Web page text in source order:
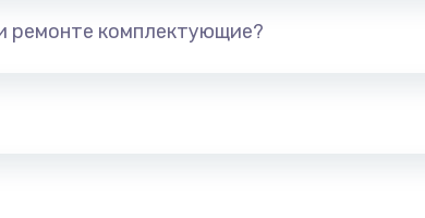
ремонте комплектующие?